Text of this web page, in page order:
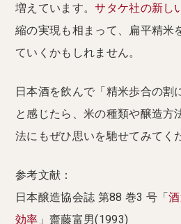
増えています。サタケ社の新し
縮の実現も相まって、扁平精米
ていくかもしれません。
日本酒を飲んで「精米歩合の割
と感じたら、米の種類や醸造方
法にもぜひ思いを馳せてみてく
参考文献：
日本醸造協会誌 第88 巻3 号「
効率 」齋藤富男(1993)